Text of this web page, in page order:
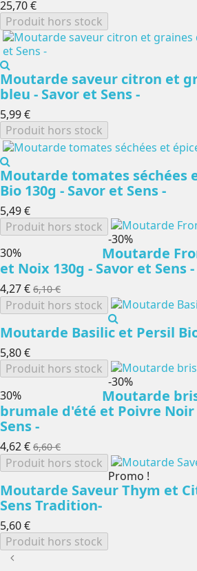
25,70 €
Produit hors stock
Moutarde saveur citron et
bleu - Savor et Sens -
5,99 €
Produit hors stock
Moutarde tomates séchées
Bio 130g - Savor et Sens -
5,49 €
Produit hors stock
-30%
Moutarde
et Noix 130g - Savor et Sens -
4,27 € 6,10 €
Produit hors stock
Moutarde Basilic et Persil
5,80 €
Produit hors stock
-30%
Moutarde
brumale d'été et Poivre Noir
Sens -
4,62 € 6,60 €
Produit hors stock
Promo !
Moutarde Saveur Thym et
Sens Tradition-
5,60 €
Produit hors stock